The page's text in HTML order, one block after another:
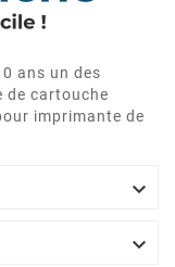
ans un des
de cartouche
imprimante de

